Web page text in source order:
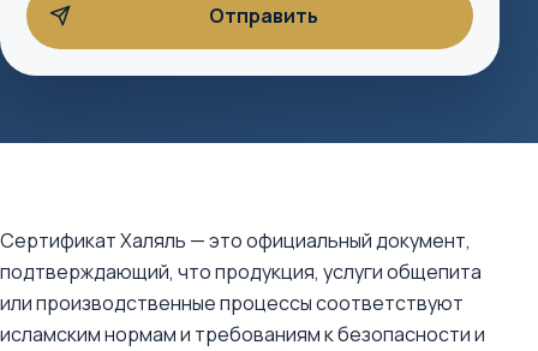
Сертификат Халяль — это официальный документ,
подтверждающий, что продукция, услуги общепита
или производственные процессы соответствуют
исламским нормам и требованиям к безопасности и